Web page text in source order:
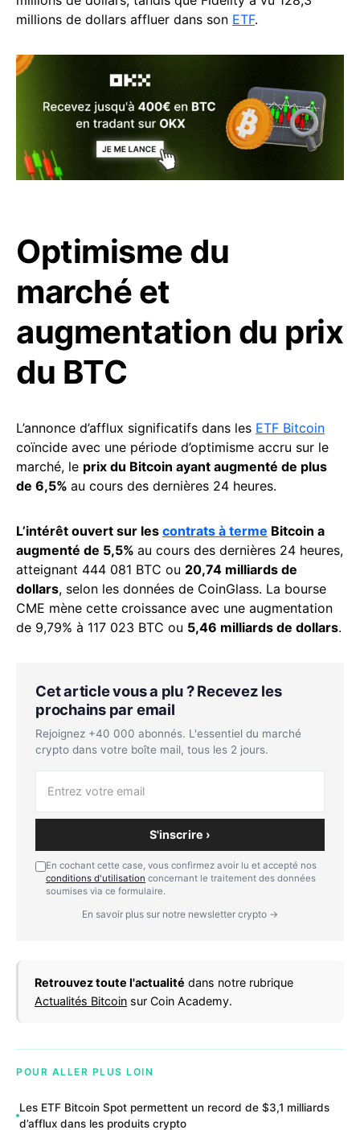
millions de dollars affluer dans son ETF.
Optimisme du
marché et
augmentation du prix
du BTC
L’annonce d’afflux significatifs dans les ETF Bitcoin
coïncide avec une période d’optimisme accru sur le
marché, le prix du Bitcoin ayant augmenté de plus
de 6,5% au cours des dernières 24 heures.
L’intérêt ouvert sur les contrats à terme Bitcoin a
augmenté de 5,5% au cours des dernières 24 heures,
atteignant 444 081 BTC ou 20,74 milliards de
dollars, selon les données de CoinGlass. La bourse
CME mène cette croissance avec une augmentation
de 9,79% à 117 023 BTC ou 5,46 milliards de dollars.
Cet article vous a plu ? Recevez les
prochains par email
Rejoignez +40 000 abonnés. L'essentiel du marché
crypto dans votre boîte mail, tous les 2 jours.
S'inscrire ›
En cochant cette case, vous confirmez avoir lu et accepté nos
conditions d'utilisation concernant le traitement des données
soumises via ce formulaire.
En savoir plus sur notre newsletter crypto →
Retrouvez toute l'actualité dans notre rubrique
Actualités Bitcoin sur Coin Academy.
POUR ALLER PLUS LOIN
Les ETF Bitcoin Spot permettent un record de $3,1 milliards
d’afflux dans les produits crypto